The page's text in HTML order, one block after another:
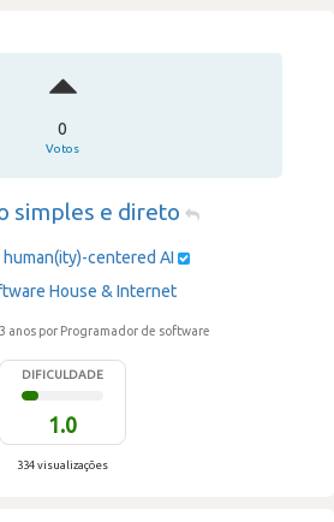
0
Votos
simples e direto
human(ity)-centered AI
House & Internet
anos por Programador de software
DIFICULDADE
1.0
334 visualizações